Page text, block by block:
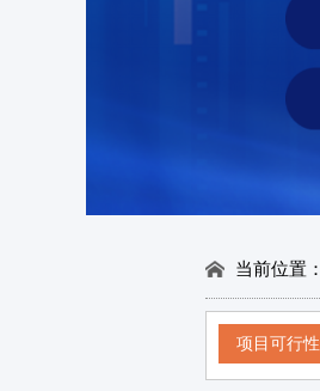
当前位置：
项目可行性